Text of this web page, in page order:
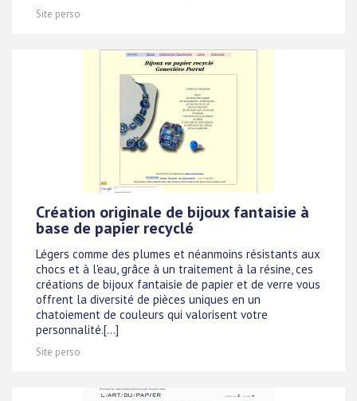
Site perso
Création originale de bijoux fantaisie à
base de papier recyclé
Légers comme des plumes et néanmoins résistants aux
chocs et à l'eau, grâce à un traitement à la résine, ces
créations de bijoux fantaisie de papier et de verre vous
offrent la diversité de pièces uniques en un
chatoiement de couleurs qui valorisent votre
personnalité.[...]
Site perso